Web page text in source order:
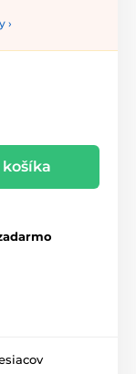
›